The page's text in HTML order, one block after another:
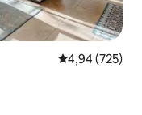
Середня
4,94 (725)